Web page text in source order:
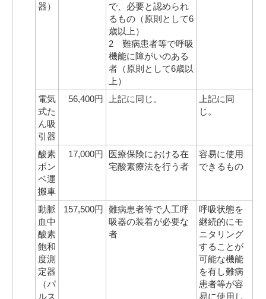
器）
で、必要と認められ
るもの（原則として6
歳以上）
2 難病患者等で呼吸
機能に障がいのある
者（原則として6歳以
上）
電気
式た
ん吸
引器
56,400円 上記に同じ。
上記に同
じ。
酸素
ボン
ベ運
搬車
17,000円
医療保険における在
宅酸素療法を行う者
容易に使用
できるもの
動脈
血中
酸素
飽和
度測
定器
（パ
ルス
157,500円 難病患者等で人工呼
吸器の装着が必要な
者
呼吸状態を
継続的にモ
ニタリング
することが
可能な機能
を有し難病
患者等が容
易に使用し